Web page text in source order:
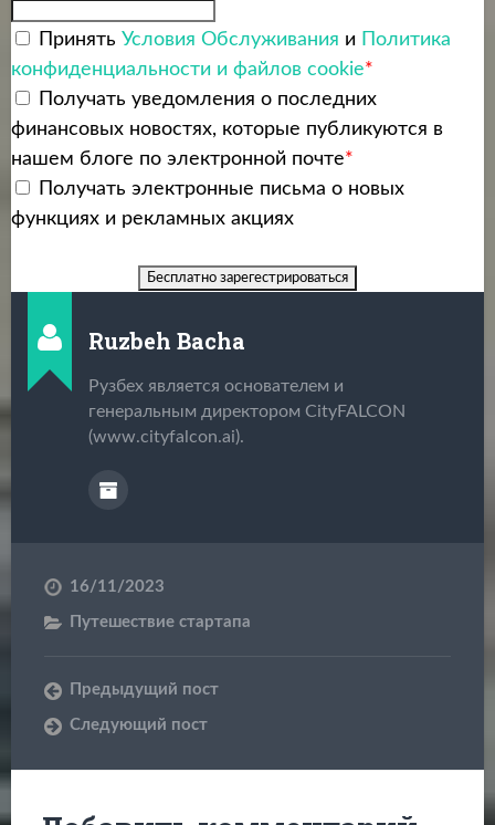
Принять Условия Обслуживания и Политика
конфиденциальности и файлов cookie*
Получать уведомления о последних
финансовых новостях, которые публикуются в
нашем блоге по электронной почте*
Получать электронные письма о новых
функциях и рекламных акциях
Ruzbeh Bacha
Рузбех является основателем и
генеральным директором CityFALCON
(www.cityfalcon.ai).
16/11/2023
Путешествие стартапа
Предыдущий пост
Следующий пост